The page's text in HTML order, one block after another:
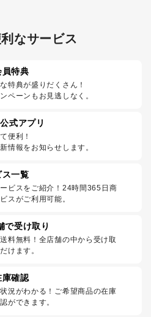
なサービス
員特典
特典が盛りだくさん！
ペーンもお見逃しなく。
式アプリ
便利！
情報をお知らせします。
一覧
ビスをご紹介！24時間365日商
スがご利用可能。
で受け取り
料無料！全店舗の中から受け取
けます。
確認
況がわかる！ご希望商品の在庫
ができます。